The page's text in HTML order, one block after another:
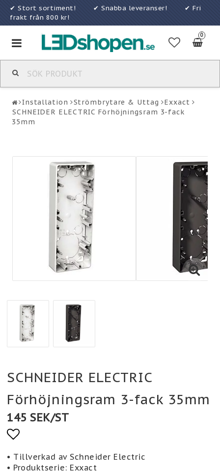
✔ Stort sortiment! ✔ Snabba leveranser! ✔ Fri
frakt från 800 kr!
0
Toggle
navigation
Installation Strömbrytare & Uttag
Exxact
SCHNEIDER ELECTRIC Förhöjningsram 3-fack
35mm
SCHNEIDER ELECTRIC
Förhöjningsram 3-fack 35mm
145 SEK/ST
Lägg till i favoritlistan
• Tillverkad av Schneider Electric
• Produktserie: Exxact